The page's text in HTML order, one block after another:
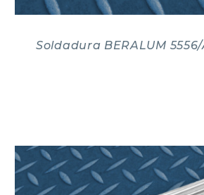
Soldadura BERALUM